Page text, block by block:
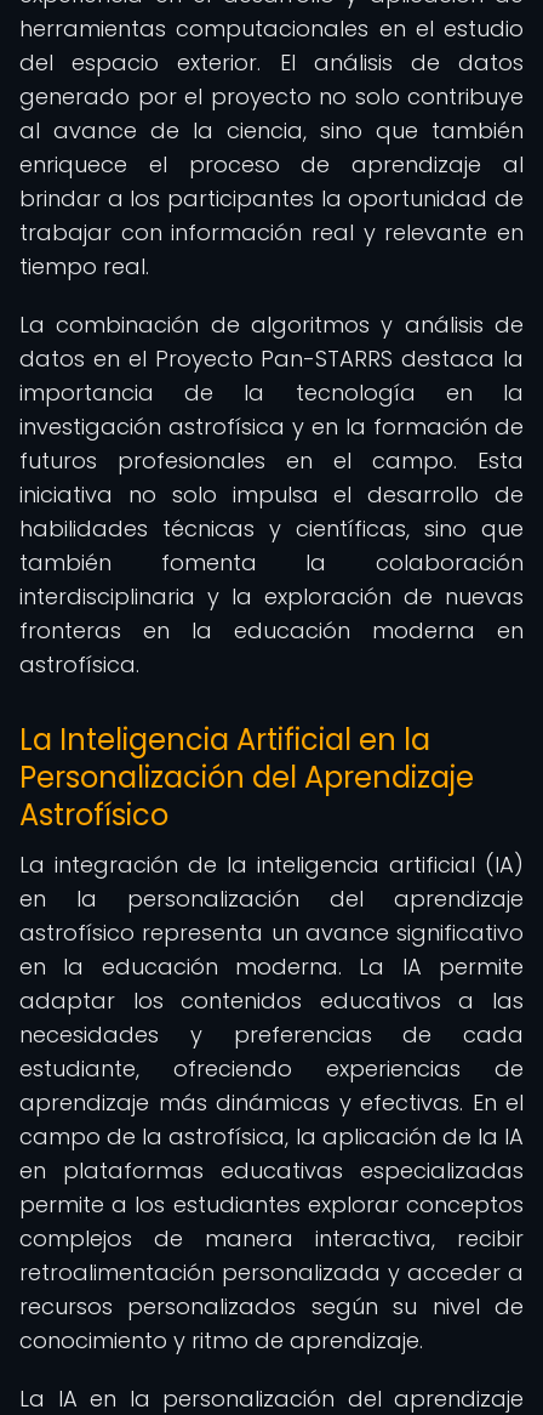
herramientas computacionales en el estudio
del espacio exterior. El análisis de datos
generado por el proyecto no solo contribuye
al avance de la ciencia, sino que también
enriquece el proceso de aprendizaje al
brindar a los participantes la oportunidad de
trabajar con información real y relevante en
tiempo real.
La combinación de algoritmos y análisis de
datos en el Proyecto Pan-STARRS destaca la
importancia de la tecnología en la
investigación astrofísica y en la formación de
futuros profesionales en el campo. Esta
iniciativa no solo impulsa el desarrollo de
habilidades técnicas y científicas, sino que
también fomenta la colaboración
interdisciplinaria y la exploración de nuevas
fronteras en la educación moderna en
astrofísica.
La Inteligencia Artificial en la
Personalización del Aprendizaje
Astrofísico
La integración de la inteligencia artificial (IA)
en la personalización del aprendizaje
astrofísico representa un avance significativo
en la educación moderna. La IA permite
adaptar los contenidos educativos a las
necesidades y preferencias de cada
estudiante, ofreciendo experiencias de
aprendizaje más dinámicas y efectivas. En el
campo de la astrofísica, la aplicación de la IA
en plataformas educativas especializadas
permite a los estudiantes explorar conceptos
complejos de manera interactiva, recibir
retroalimentación personalizada y acceder a
recursos personalizados según su nivel de
conocimiento y ritmo de aprendizaje.
La IA en la personalización del aprendizaje